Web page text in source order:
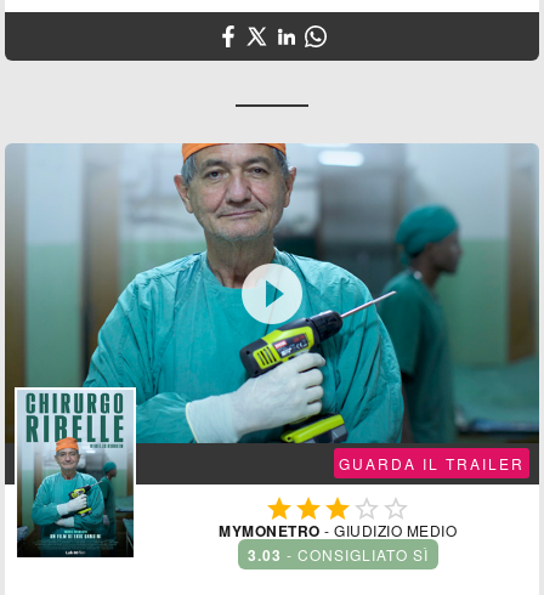

GUARDA IL TRAILER
  
MYMONETRO - GIUDIZIO MEDIO
3.03 - CONSIGLIATO SÌ